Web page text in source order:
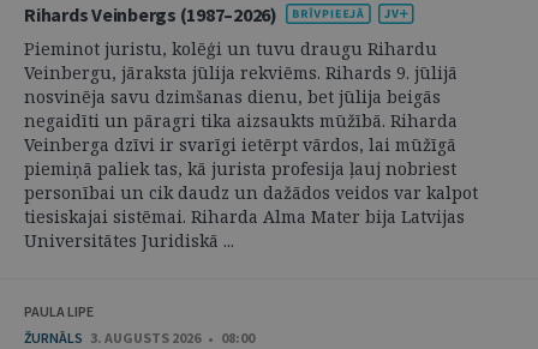
Rihards Veinbergs (1987–2026)
Pieminot juristu, kolēģi un tuvu draugu Rihardu
Veinbergu, jāraksta jūlija rekviēms. Rihards 9. jūlijā
nosvinēja savu dzimšanas dienu, bet jūlija beigās
negaidīti un pāragri tika aizsaukts mūžībā. Riharda
Veinberga dzīvi ir svarīgi ietērpt vārdos, lai mūžīgā
piemiņā paliek tas, kā jurista profesija ļauj nobriest
personībai un cik daudz un dažādos veidos var kalpot
tiesiskajai sistēmai. Riharda Alma Mater bija Latvijas
Universitātes Juridiskā ...
PAULA LIPE
ŽURNĀLS 3. AUGUSTS 2026 • 08:00